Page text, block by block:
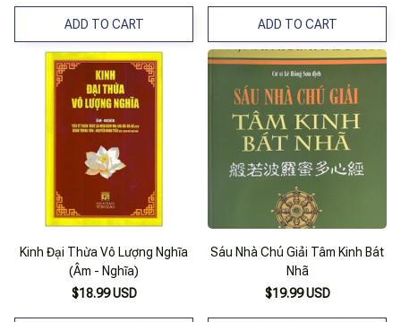
ADD TO CART
Kinh - Kinh Trí Tuệ Chepkinh
ADD TO CART
Kinh Đại Thừa Vô Lượng Nghĩa
(Âm - Nghĩa)
$18.99 USD
Sáu Nhà Chú Giải Tâm Kinh Bát
Nhã
$19.99 USD